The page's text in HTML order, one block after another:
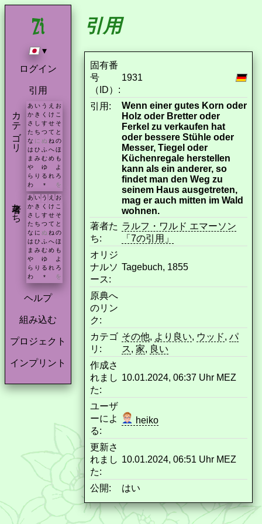
▾
ログイン
引用
カテゴリ あ い う え お
か き く け こ
さ し す せ そ
た ち つ て と
な に ぬ ね の
は ひ ふ へ ほ
ま み む め も
や
ゆ
よ
ら り る れ ろ
わ
* を
著者たち あ い う え お
か き く け こ
さ
し す せ そ
た ち つ て と
な に ぬ ね の
は ひ ふ へ ほ
ま み む め も
や
ゆ
よ
ら り る れ ろ
わ
* を
ヘルプ
組み込む
プロジェクト
インプリント
引用
固有番
号
（ID）:
1931
引用:
Wenn einer gutes Korn oder
Holz oder Bretter oder
Ferkel zu verkaufen hat
oder bessere Stühle oder
Messer, Tiegel oder
Küchenregale herstellen
kann als ein anderer, so
findet man den Weg zu
seinem Haus ausgetreten,
mag er auch mitten im Wald
wohnen.
著者た
ち:
ラルフ・ワルド エマーソン
「7の引用」
オリジ
ナルソ
ース:
Tagebuch, 1855
原典へ
のリン
ク:
カテゴ
リ:
その他, より良い, ウッド, パ
ス, 家, 良い
作成さ
れまし
た:
10.01.2024, 06:37 Uhr MEZ
ユーザ
ーによ
る:
heiko
更新さ
れまし
た:
10.01.2024, 06:51 Uhr MEZ
公開: はい